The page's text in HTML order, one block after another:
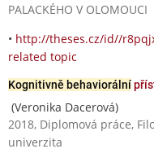
PALACKÉHO V OLOMOUCI
• http://theses.cz/id//
related topic
Kognitivně behaviorální
(Veronika Dacerová)
2018, Diplomová práce,
univerzita